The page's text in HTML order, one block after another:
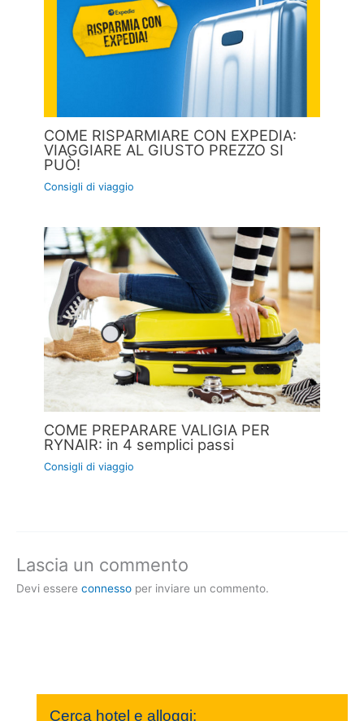
COME RISPARMIARE CON EXPEDIA:
VIAGGIARE AL GIUSTO PREZZO SI
PUÒ!
Consigli di viaggio
COME PREPARARE VALIGIA PER
RYNAIR: in 4 semplici passi
Consigli di viaggio
Lascia un commento
Devi essere connesso per inviare un commento.
Cerca hotel e alloggi: